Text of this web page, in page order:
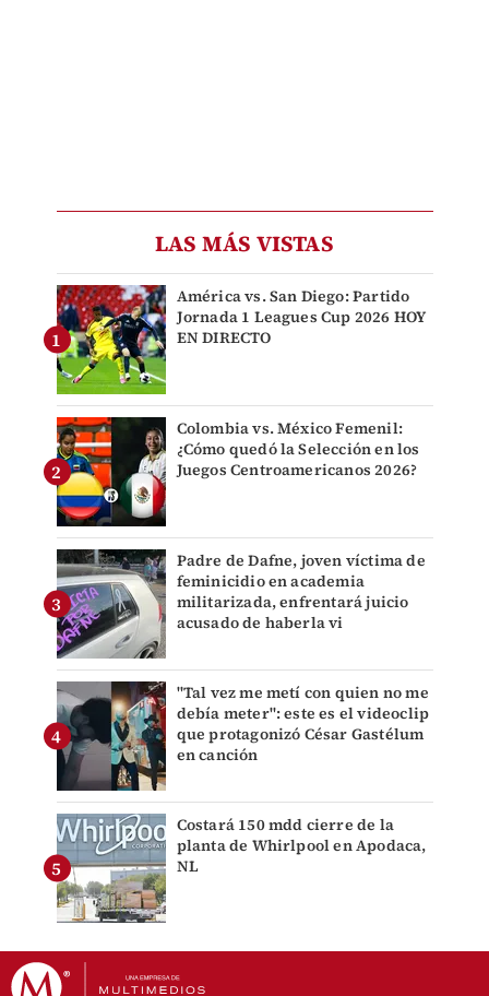
LAS MÁS VISTAS
América vs. San Diego: Partido
Jornada 1 Leagues Cup 2026 HOY
EN DIRECTO
Colombia vs. México Femenil:
¿Cómo quedó la Selección en los
Juegos Centroamericanos 2026?
Padre de Dafne, joven víctima de
feminicidio en academia
militarizada, enfrentará juicio
acusado de haberla vi
"Tal vez me metí con quien no me
debía meter": este es el videoclip
que protagonizó César Gastélum
en canción
Costará 150 mdd cierre de la
planta de Whirlpool en Apodaca,
NL